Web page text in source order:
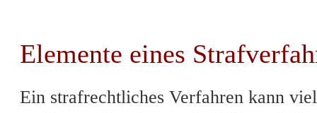
Elemente eines
Ein strafrechtliches Verfahren kann